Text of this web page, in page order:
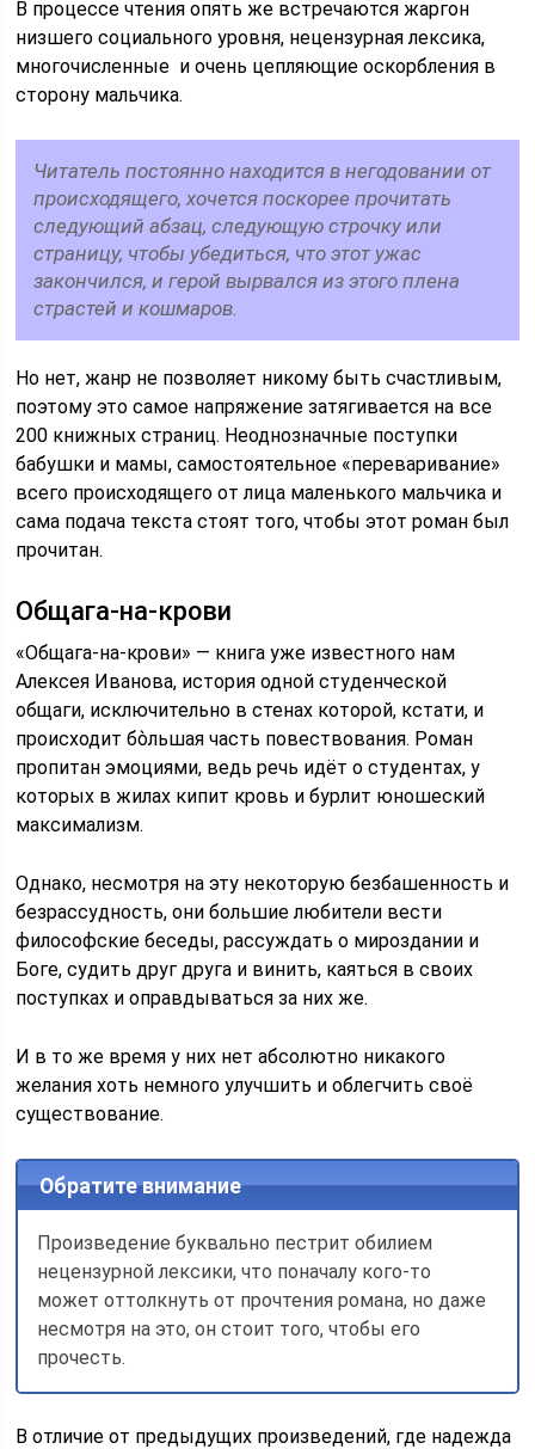
В процессе чтения опять же встречаются жаргон
низшего социального уровня, нецензурная лексика,
многочисленные и очень цепляющие оскорбления в
сторону мальчика.
Читатель постоянно находится в негодовании от
происходящего, хочется поскорее прочитать
следующий абзац, следующую строчку или
страницу, чтобы убедиться, что этот ужас
закончился, и герой вырвался из этого плена
страстей и кошмаров.
Но нет, жанр не позволяет никому быть счастливым,
поэтому это самое напряжение затягивается на все
200 книжных страниц. Неоднозначные поступки
бабушки и мамы, самостоятельное «переваривание»
всего происходящего от лица маленького мальчика и
сама подача текста стоят того, чтобы этот роман был
прочитан.
Общага-на-крови
«Общага-на-крови» — книга уже известного нам
Алексея Иванова, история одной студенческой
общаги, исключительно в стенах которой, кстати, и
происходит бо̀льшая часть повествования. Роман
пропитан эмоциями, ведь речь идёт о студентах, у
которых в жилах кипит кровь и бурлит юношеский
максимализм.
Однако, несмотря на эту некоторую безбашенность и
безрассудность, они большие любители вести
философские беседы, рассуждать о мироздании и
Боге, судить друг друга и винить, каяться в своих
поступках и оправдываться за них же.
И в то же время у них нет абсолютно никакого
желания хоть немного улучшить и облегчить своё
существование.
Обратите внимание
Произведение буквально пестрит обилием
нецензурной лексики, что поначалу кого-то
может оттолкнуть от прочтения романа, но даже
несмотря на это, он стоит того, чтобы его
прочесть.
В отличие от предыдущих произведений, где надежда